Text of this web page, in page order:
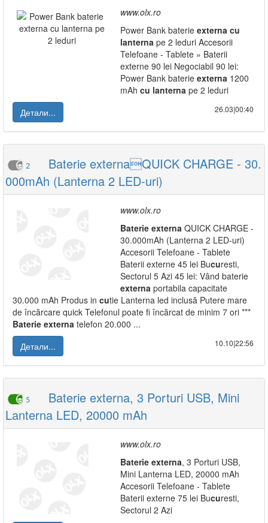
www.olx.ro
Power Bank baterie externa cu
lanterna pe 2 leduri Accesorii
Telefoane - Tablete » Baterii
externe 90 lei Negociabil 90 lei:
Power Bank baterie externa 1200
mAh cu lanterna pe 2 leduri
Детали...
26.03|00:40
2
Baterie externaQUICK CHARGE - 30.
000mAh (Lanterna 2 LED-uri)
www.olx.ro
Baterie externa QUICK CHARGE -
30.000mAh (Lanterna 2 LED-uri)
Accesorii Telefoane - Tablete
Baterii externe 45 lei Bucuresti,
Sectorul 5 Azi 45 lei: Vând baterie
externa portabila capacitate
30.000 mAh Produs in cutie Lanterna led inclusă Putere mare
de încărcare quick Telefonul poate fi încărcat de minim 7 ori ***
Baterie externa telefon 20.000 ...
Детали...
10.10|22:56
5
Baterie externa, 3 Porturi USB, Mini
Lanterna LED, 20000 mAh
www.olx.ro
Baterie externa, 3 Porturi USB,
Mini Lanterna LED, 20000 mAh
Accesorii Telefoane - Tablete
Baterii externe 75 lei Bucuresti,
Sectorul 2 Azi